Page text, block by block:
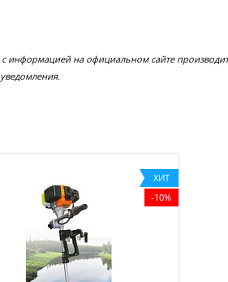
информацией на официальном сайте
ХИТ
-10%